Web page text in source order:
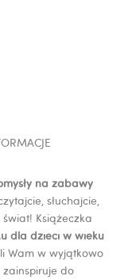
na zabawy
słuchajcie,
Książeczka
dla dzieci w wieku
Wam w wyjątkowo
do